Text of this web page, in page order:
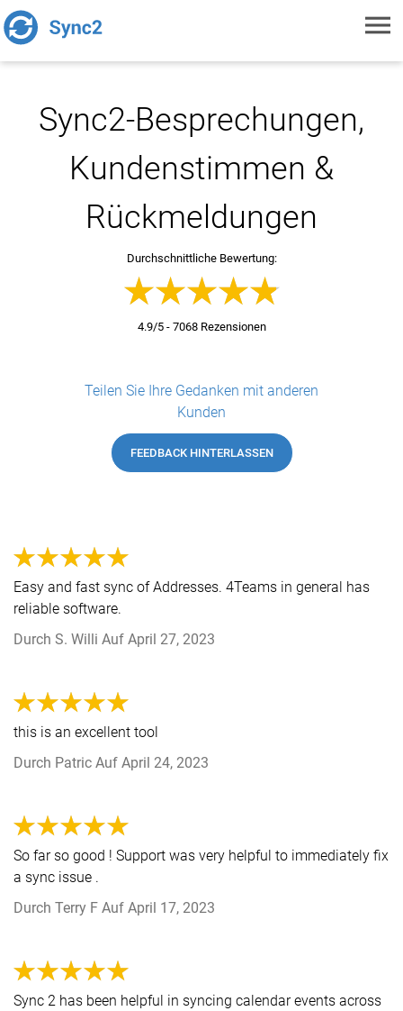
Sync2-Besprechungen,
Kundenstimmen &
Rückmeldungen
Durchschnittliche Bewertung:
4.9/5 - 7068 Rezensionen
Teilen Sie Ihre Gedanken mit anderen
Kunden
FEEDBACK HINTERLASSEN
Easy and fast sync of Addresses. 4Teams in general has
reliable software.
Durch S. Willi Auf April 27, 2023
this is an excellent tool
Durch Patric Auf April 24, 2023
So far so good ! Support was very helpful to immediately fix
a sync issue .
Durch Terry F Auf April 17, 2023
Sync 2 has been helpful in syncing calendar events across